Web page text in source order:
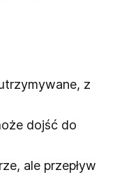
z
dojść do
ale przepływ